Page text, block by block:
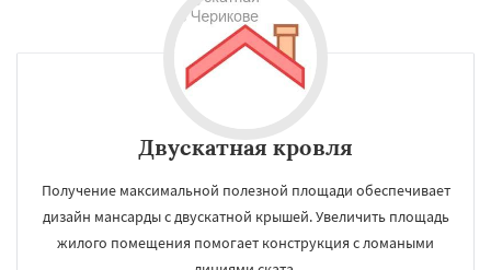
Двускатная кровля
Получение максимальной полезной площади обеспечивает
дизайн мансарды с двускатной крышей. Увеличить площадь
жилого помещения помогает конструкция с ломаными
Даю согласие на обработку персональных данных